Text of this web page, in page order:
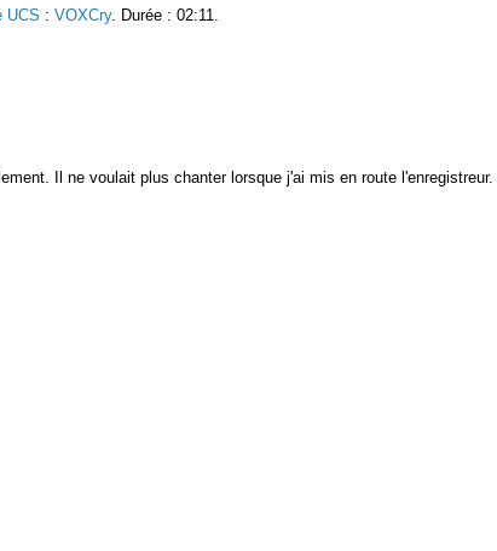
UCS : VOXCry. Durée : 02:11.
Il ne voulait plus chanter lorsque j'ai mis en route l'enregistreur.